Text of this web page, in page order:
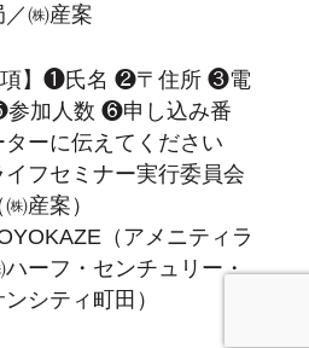
／㈱産案
項】❶氏名 ❷〒住所 ❸電
加人数 ❻申し込み番
ーに伝えてください
フセミナー実行委員会
㈱産案）
（アメニティラ
ーフ・センチュリー・
シティ町田）